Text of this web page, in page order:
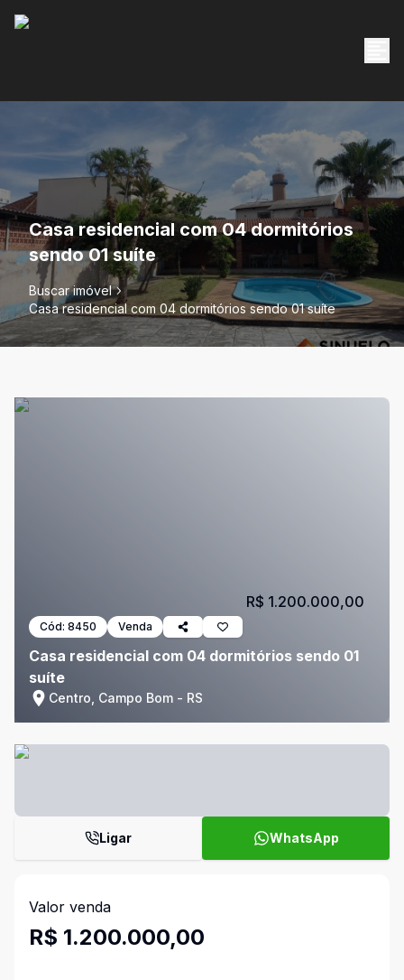
Casa residencial com 04 dormitórios
sendo 01 suíte
Buscar imóvel
Casa residencial com 04 dormitórios sendo 01 suíte
Cód: 8450 Venda
Casa residencial com 04 dormitórios sendo 01
suíte
Centro, Campo Bom - RS
R$ 1.200.000,00
Ligar WhatsApp
Valor venda
R$ 1.200.000,00